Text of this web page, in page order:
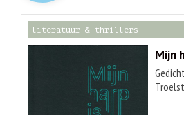
literatuur & thrillers
Mijn